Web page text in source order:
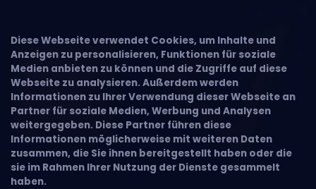
Diese Webseite verwendet Cookies, um Inhalte und
Anzeigen zu personalisieren, Funktionen für soziale
Medien anbieten zu können und die Zugriffe auf diese
Webseite zu analysieren. Außerdem werden
Informationen zu Ihrer Verwendung dieser Webseite an
Partner für soziale Medien, Werbung und Analysen
weitergegeben. Diese Partner führen diese
Informationen möglicherweise mit weiteren Daten
zusammen, die Sie ihnen bereitgestellt haben oder die
sie im Rahmen Ihrer Nutzung der Dienste gesammelt
haben.